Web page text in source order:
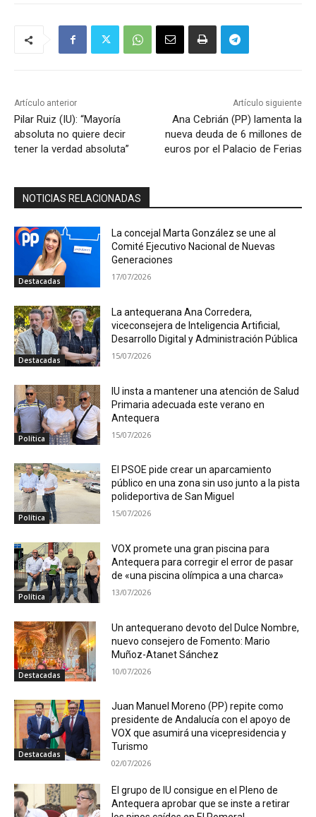
Artículo anterior
Pilar Ruiz (IU): “Mayoría
absoluta no quiere decir
tener la verdad absoluta”
Artículo siguiente
Ana Cebrián (PP) lamenta la
nueva deuda de 6 millones de
euros por el Palacio de Ferias
NOTICIAS RELACIONADAS
Destacadas
La concejal Marta González se une al
Comité Ejecutivo Nacional de Nuevas
Generaciones
17/07/2026
Destacadas
La antequerana Ana Corredera,
viceconsejera de Inteligencia Artificial,
Desarrollo Digital y Administración Pública
15/07/2026
Política
IU insta a mantener una atención de Salud
Primaria adecuada este verano en
Antequera
15/07/2026
Política
El PSOE pide crear un aparcamiento
público en una zona sin uso junto a la pista
polideportiva de San Miguel
15/07/2026
Política
VOX promete una gran piscina para
Antequera para corregir el error de pasar
de «una piscina olímpica a una charca»
13/07/2026
Destacadas
Un antequerano devoto del Dulce Nombre,
nuevo consejero de Fomento: Mario
Muñoz-Atanet Sánchez
10/07/2026
Destacadas
Juan Manuel Moreno (PP) repite como
presidente de Andalucía con el apoyo de
VOX que asumirá una vicepresidencia y
Turismo
02/07/2026
El grupo de IU consigue en el Pleno de
Antequera aprobar que se inste a retirar